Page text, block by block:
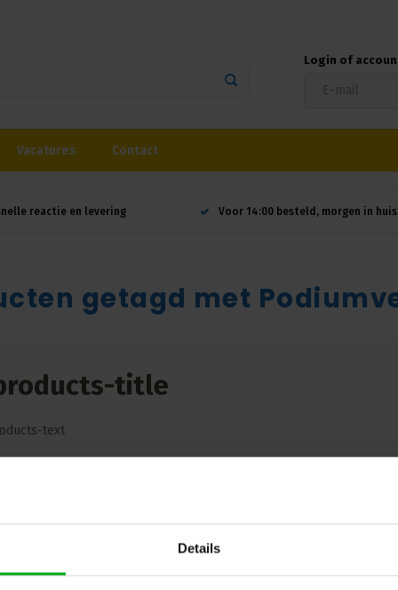
Details
Login of
Vacatures Contact
reactie en levering Voor 14:00 besteld, morgen in
getagd met
title
text